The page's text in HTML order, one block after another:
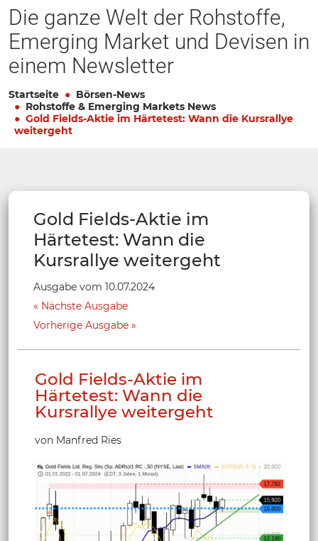
Die ganze Welt der Rohstoffe,
Emerging Market und Devisen in
einem Newsletter
Startseite
Börsen-News
Rohstoffe & Emerging Markets News
Gold Fields-Aktie im Härtetest: Wann die Kursrallye
weitergeht
Gold Fields-Aktie im
Härtetest: Wann die
Kursrallye weitergeht
Ausgabe vom 10.07.2024
Nächste Ausgabe
Vorherige Ausgabe
Gold Fields-Aktie im
Härtetest: Wann die
Kursrallye weitergeht
von Manfred Ries